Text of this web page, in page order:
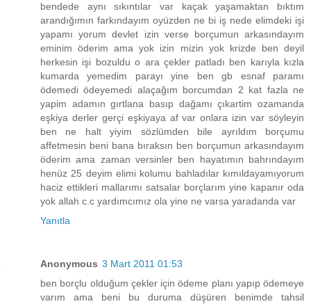
bendede aynı sıkıntılar var kaçak yaşamaktan bıktım
arandığımın farkındayım oyüzden ne bi iş nede elimdeki işi
yapamı yorum devlet izin verse borçumun arkasındayım
eminim öderim ama yok izin mizin yok krizde ben deyil
herkesin işi bozuldu o ara çekler patladı ben karıyla kızla
kumarda yemedim parayı yine ben gb esnaf paramı
ödemedi ödeyemedi alaçağım borcumdan 2 kat fazla ne
yapim adamın gırtlana basıp dağamı çıkartim ozamanda
eşkiya derler gerçi eşkiyaya af var onlara izin var söyleyin
ben ne halt yiyim sözlümden bile ayrıldım borçumu
affetmesin beni bana bıraksın ben borçumun arkasındayım
öderim ama zaman versinler ben hayatımın bahrındayım
henüz 25 deyim elimi kolumu bahladılar kımıldayamıyorum
haciz ettikleri mallarımı satsalar borçlarım yine kapanır oda
yok allah c.c yardımcımız ola yine ne varsa yaradanda var
Yanıtla
Anonymous 3 Mart 2011 01:53
ben borçlu olduğum çekler için ödeme planı yapıp ödemeye
varım ama beni bu duruma düşüren benimde tahsil